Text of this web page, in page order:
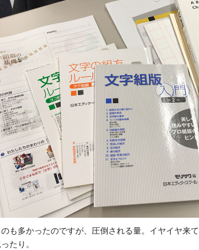
も多かったのですが、圧倒される量。イヤイヤ来
たり。